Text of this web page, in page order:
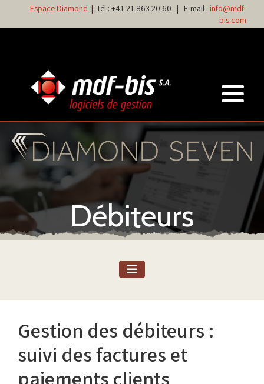
Espace Diamond | Tél.: +41 21 863 20 60 | E-mail : info@mdf-
bis.com
Débiteurs
Gestion des débiteurs :
suivi des factures et
paiements clients